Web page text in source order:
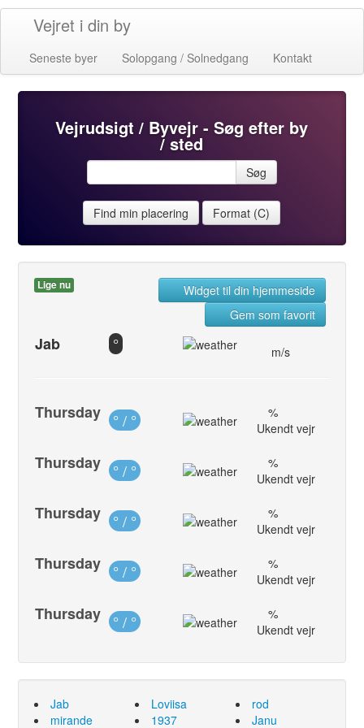
Vejret i din by
Seneste byer Solopgang / Solnedgang Kontakt
Vejrudsigt / Byvejr - Søg efter by
/ sted
Søg
Find min placering Format (C)
Lige nu
Widget til din hjemmeside
Gem som favorit
Jab ° m/s
Thursday ° / °
%
Ukendt vejr
Thursday ° / °
%
Ukendt vejr
Thursday ° / °
%
Ukendt vejr
Thursday ° / °
%
Ukendt vejr
Thursday ° / °
%
Ukendt vejr
Jab
mirande
Loviisa
1937
rod
Janu